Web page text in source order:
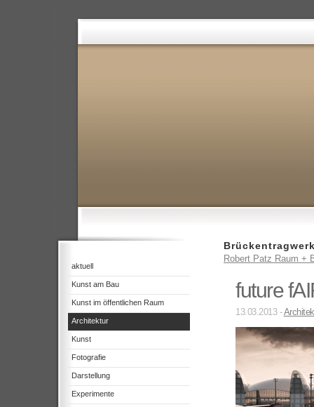
aktuell
Kunst am Bau
Kunst im öffentlichen Raum
Architektur
Kunst
Fotografie
Darstellung
Experimente
Robert Patz Raum +
future
13.03.2013 -